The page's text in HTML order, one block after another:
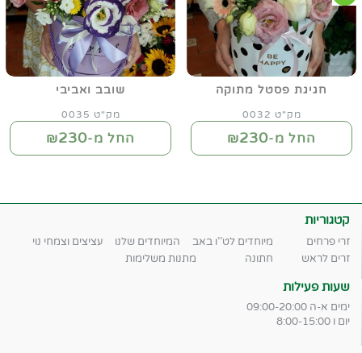
חגיגת פסטל מתוקה
מק"ט 0032
החל מ-₪230
שובב ואביבי
מק"ט 0035
החל מ-₪230
קטגוריות
זרי פרחים מיוחדים לט''ו באב המיוחדים שלנו
עציצים וצמחי נוי
זרים לראש
חתונה מתנות משלימות
שעות פעילות
ימים א-ה 09:00-20:00
יום ו 8:00-15:00